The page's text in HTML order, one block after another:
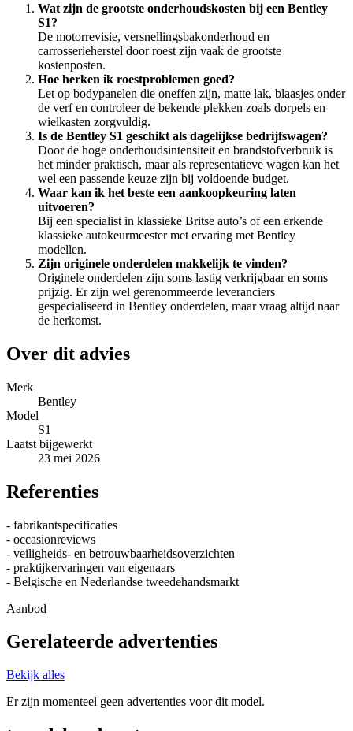
Wat zijn de grootste onderhoudskosten bij een Bentley
S1?
De motorrevisie, versnellingsbakonderhoud en
carrosserieherstel door roest zijn vaak de grootste
kostenposten.
Hoe herken ik roestproblemen goed?
Let op bodypanelen die oneffen zijn, matte lak, blaasjes onder
de verf en controleer de bekende plekken zoals dorpels en
wielkasten zorgvuldig.
Is de Bentley S1 geschikt als dagelijkse bedrijfswagen?
Door de hoge onderhoudsintensiteit en brandstofverbruik is
het minder praktisch, maar als representatieve wagen kan het
wel een passende keuze zijn bij voldoende budget.
Waar kan ik het beste een aankoopkeuring laten
uitvoeren?
Bij een specialist in klassieke Britse auto’s of een erkende
klassieke autokeurmeester met ervaring met Bentley
modellen.
Zijn originele onderdelen makkelijk te vinden?
Originele onderdelen zijn soms lastig verkrijgbaar en soms
prijzig. Er zijn wel gerenommeerde leveranciers
gespecialiseerd in Bentley onderdelen, maar vraag altijd naar
de herkomst.
Over dit advies
Merk
Bentley
Model
S1
Laatst bijgewerkt
23 mei 2026
Referenties
- fabrikantspecificaties
- occasionreviews
- veiligheids- en betrouwbaarheidsoverzichten
- praktijkervaringen van eigenaars
- Belgische en Nederlandse tweedehandsmarkt
Aanbod
Gerelateerde advertenties
Bekijk alles
Er zijn momenteel geen advertenties voor dit model.